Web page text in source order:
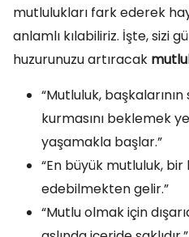
mutlulukları fark ederek
anlamlı kılabiliriz. İşte, sizi
huzurunuzu artıracak
“Mutluluk,
kurmasını beklemek
yaşamakla başlar.”
“En büyük mutluluk, bir
edebilmekten gelir.”
“Mutlu olmak için